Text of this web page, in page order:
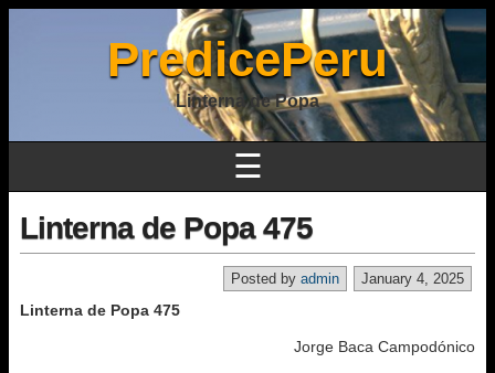
PredicePeru
Linterna de Popa
☰
Linterna de Popa 475
January 4, 2025
Posted by admin
Linterna de Popa 475
Jorge Baca Campodónico